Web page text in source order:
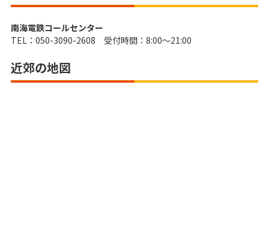
南海電鉄コールセンター
TEL：050-3090-2608 受付時間：8:00～21:00
近郊の地図